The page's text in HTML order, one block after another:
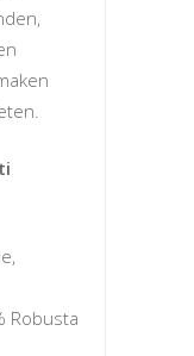
Robusta